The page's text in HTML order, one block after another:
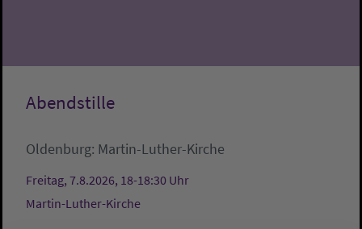
Abendstille
Oldenburg: Martin-Luther-Kirche
Freitag, 7.8.2026, 18-18:30 Uhr
Martin-Luther-Kirche